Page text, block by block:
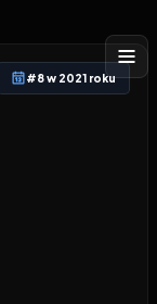
#8 w 2021 roku